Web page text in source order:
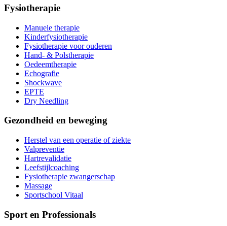
Fysiotherapie
Manuele therapie
Kinderfysiotherapie
Fysiotherapie voor ouderen
Hand- & Polstherapie
Oedeemtherapie
Echografie
Shockwave
EPTE
Dry Needling
Gezondheid en beweging
Herstel van een operatie of ziekte
Valpreventie
Hartrevalidatie
Leefstijlcoaching
Fysiotherapie zwangerschap
Massage
Sportschool Vitaal
Sport en Professionals